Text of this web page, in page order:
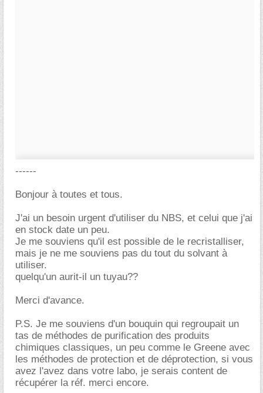
------
Bonjour à toutes et tous.
J'ai un besoin urgent d'utiliser du NBS, et celui que j'ai
en stock date un peu.
Je me souviens qu'il est possible de le recristalliser,
mais je ne me souviens pas du tout du solvant à
utiliser.
quelqu'un aurit-il un tuyau??
Merci d'avance.
P.S. Je me souviens d'un bouquin qui regroupait un
tas de méthodes de purification des produits
chimiques classiques, un peu comme le Greene avec
les méthodes de protection et de déprotection, si vous
avez l'avez dans votre labo, je serais content de
récupérer la réf. merci encore.